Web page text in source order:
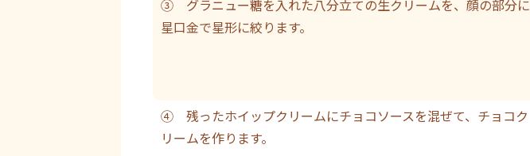
③ グラニュー糖を入れた八分立ての生クリームを、顔の部分に
星口金で星形に絞ります。
④ 残ったホイップクリームにチョコソースを混ぜて、チョコク
リームを作ります。